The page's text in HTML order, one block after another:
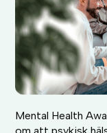
Mental Health